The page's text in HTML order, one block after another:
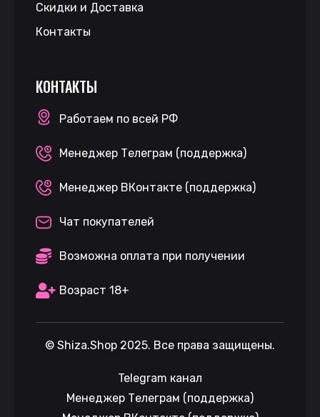
Скидки и Доставка
Контакты
КОНТАКТЫ
Работаем по всей РФ
Менеджер Телеграм (поддержка)
Менеджер ВКонтакте (поддержка)
Чат покупателей
Возможна оплата при получении
Возраст 18+
© Shiza.Shop 2025. Все права защищены.
Telegram канал
Менеджер Телеграм (поддержка)